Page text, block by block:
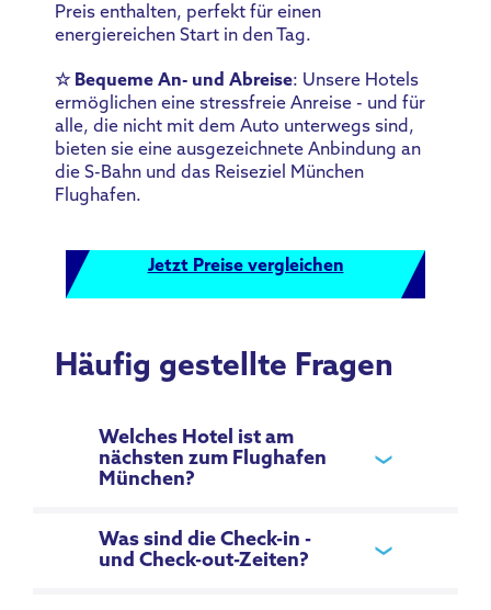
Preis enthalten, perfekt für einen
energiereichen Start in den Tag.
☆ Bequeme An- und Abreise: Unsere Hotels
ermöglichen eine stressfreie Anreise - und für
alle, die nicht mit dem Auto unterwegs sind,
bieten sie eine ausgezeichnete Anbindung an
die S-Bahn und das Reiseziel München
Flughafen.
Jetzt Preise vergleichen
Häufig gestellte Fragen
Welches Hotel ist am
nächsten zum Flughafen
München?
Was sind die Check-in -
und Check-out-Zeiten?